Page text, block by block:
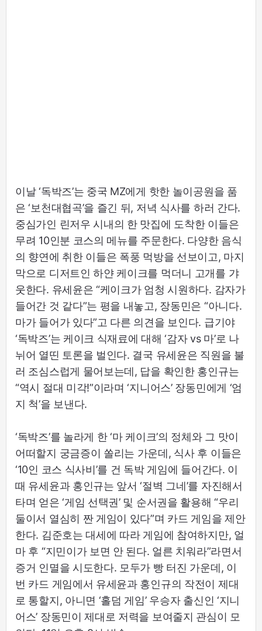
이날 ‘독박즈’는 중국 MZ에게 핫한 놀이공원을 품
은 ‘보천대협곡’을 즐긴 뒤, 저녁 식사를 하러 간다.
중심가인 린저우 시내의 한 맛집에 도착한 이들은
무려 10인분 코스의 메뉴를 주문한다. 다양한 음식
의 향연에 취한 이들은 폭풍 먹방을 선보이고, 마지
막으로 디저트인 하얀 케이크를 먹더니 고개를 갸
웃한다. 유세윤은 “케이크가 엄청 시원하다. 감자가
들어간 것 같다”는 평을 내놓고, 장동민은 “아니다.
마가 들어가 있다”고 다른 의견을 보인다. 급기야
‘독박즈’는 케이크 식재료에 대해 ‘감자 vs 마’로 나
뉘어 열띤 토론을 벌인다. 결국 유세윤은 직원을 불
러 조심스럽게 물어보는데, 답을 확인한 홍인규는
“역시 절대 미각!”이라며 ‘지니어스’ 장동민에게 ‘엄
지 척’을 보낸다.
‘독박즈’를 놀라게 한 ‘마 케이크’의 정체와 그 맛이
어떠할지 궁금증이 쏠리는 가운데, 식사 후 이들은
‘10인 코스 식사비’를 건 독박 게임에 들어간다. 이
때 유세윤과 홍인규는 앞서 ‘절벽 그네’를 자진해서
타며 얻은 ‘게임 선택권’ 및 순서권을 활용해 “우리
둘이서 열심히 짠 게임이 있다”며 카드 게임을 제안
한다. 김준호는 대세에 따라 게임에 참여하지만, 얼
마 후 “지민이가 보면 안 된다. 얼른 치워라”라면서
증거 인멸을 시도한다. 모두가 빵 터진 가운데, 이
번 카드 게임에서 유세윤과 홍인규의 작전이 제대
로 통할지, 아니면 ‘홀덤 게임’ 우승자 출신인 ‘지니
어스’ 장동민이 제대로 저력을 보여줄지 관심이 모